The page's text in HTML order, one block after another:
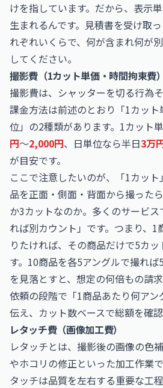
けを指しています。だから、表示
生まれるんです。見積書を受け取
れぞれいくらで、何が含まれ何が
してください。
撮影費（1カット単価・時間拘束費）
撮影費は、シャッターを切る行為
課金方法は前述のとおり「1カッ
位」の2種類があります。1カット
円〜2,000円、日単位なら半日3万
が目安です。
ここで注意したいのが、「1カッ
品を正面・側面・背面から撮った
か3カットなのか。多くのサービ
れば別カウント」です。つまり、
りたければ、その商品だけで5カ
す。10商品を各5アングルで撮れ
を見落とすと、想定の何倍もの請
依頼の段階で「1商品あたり何ア
伝え、カット数ベースで総額を確認
レタッチ費（画像加工費）
レタッチとは、撮影後の画像の色
やホコリの修正といった加工作業
タッチは品質を左右する重要な工